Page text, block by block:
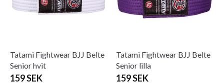
Tatami Fightwear BJJ Belte
Senior hvit
159 SEK
Tatami Fightwear BJJ Belte
Senior lilla
159 SEK